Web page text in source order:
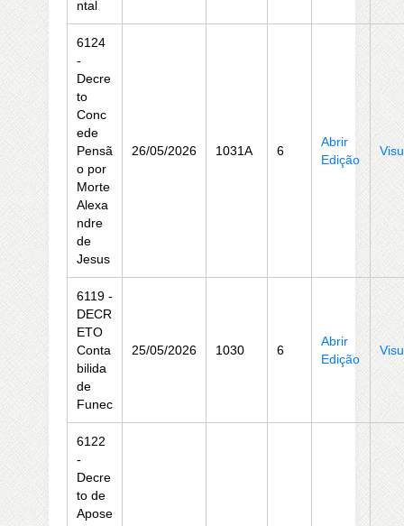
ntal
6124
-
Decre
to
Conc
ede
Pensã
o por
Morte
Alexa
ndre
de
Jesus
26/05/2026 1031A 6
Abrir
Edição
6119 -
DECR
ETO
Conta
bilida
de
Funec
25/05/2026 1030 6
Abrir
Edição
6122
-
Decre
to de
Apose